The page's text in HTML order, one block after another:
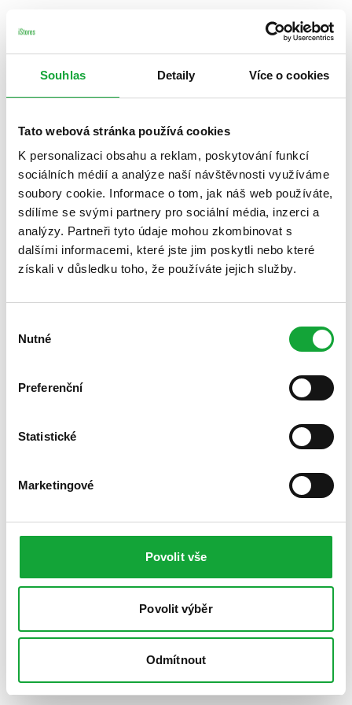
Souhlas Detaily Více o cookies
Tato webová stránka používá cookies
K personalizaci obsahu a reklam, poskytování funkcí
sociálních médií a analýze naší návštěvnosti využíváme
soubory cookie. Informace o tom, jak náš web používáte,
sdílíme se svými partnery pro sociální média, inzerci a
analýzy. Partneři tyto údaje mohou zkombinovat s
dalšími informacemi, které jste jim poskytli nebo které
získali v důsledku toho, že používáte jejich služby.
souhlasu
Nutné
Preferenční
Statistické
Marketingové
Povolit vše
Povolit výběr
Odmítnout